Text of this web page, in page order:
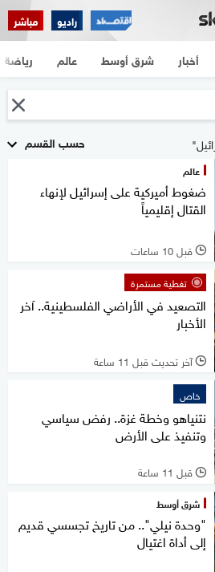
راديو مباشر
أخبار شرق أوسط عالم رياضة
حسب القسم
عالم
ضغوط أميركية على إسرائيل لإنهاء
القتال إقليمياً
l قبل 10 ساعات
تغطية مستمرة
التصعيد في الأراضي الفلسطينية.. آخر
الأخبار
l آخر تحديث قبل 11 ساعة
خاص
نتنياهو وخطة غزة.. رفض سياسي
وتنفيذ على الأرض
l قبل 11 ساعة
شرق أوسط
"وحدة نيلي".. من تاريخ تجسسي قديم
إلى أداة اغتيال